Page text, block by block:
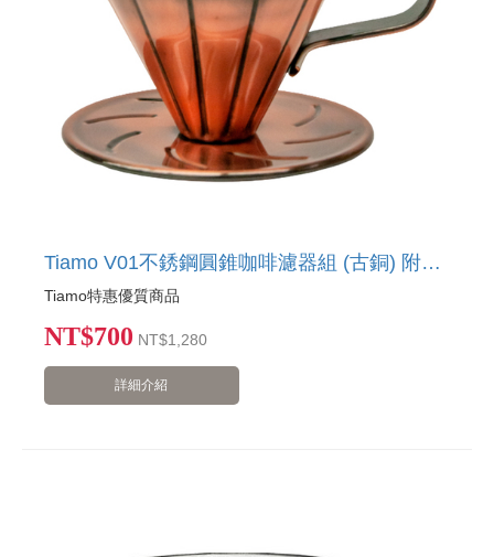
Tiamo V01不銹鋼圓錐咖啡濾器組 (古銅) 附量匙濾紙
Tiamo特惠優質商品
NT$700 NT$1,280
詳細介紹